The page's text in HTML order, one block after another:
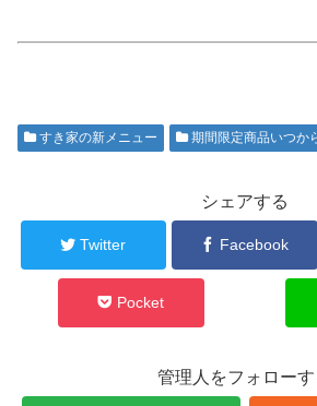
すき家の新メニュー 期間限定商品いつか
シェアする
Twitter Facebook
Pocket
管理人をフォローす